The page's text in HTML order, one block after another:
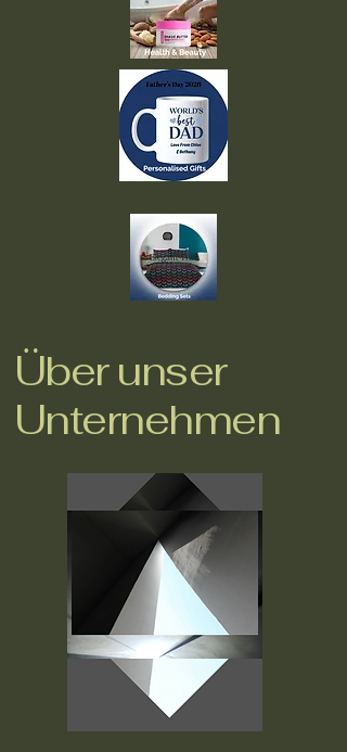
Über unser
Unternehmen